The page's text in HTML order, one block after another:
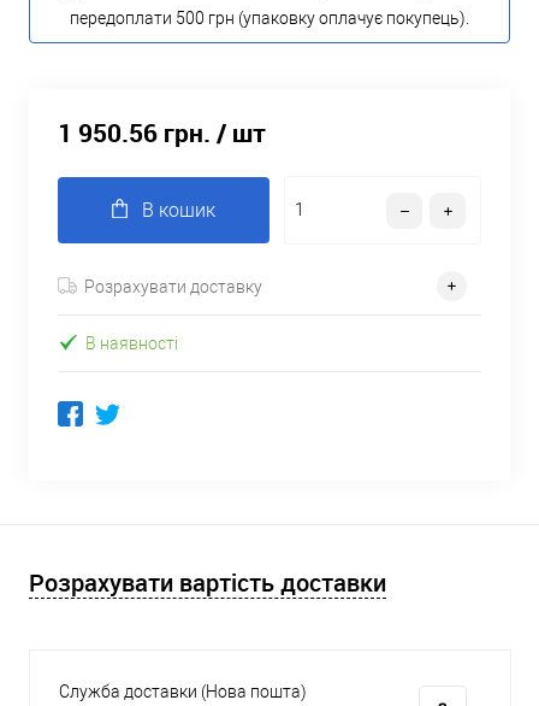
передоплати 500 грн (упаковку оплачує покупець).
1 950.56 грн. / шт
В кошик
Розрахувати доставку
В наявності
Розрахувати вартість доставки
Служба доставки (Нова пошта)